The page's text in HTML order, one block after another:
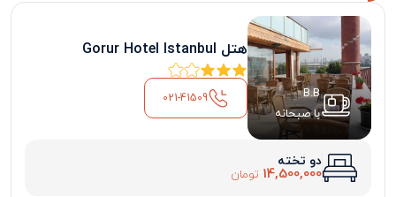
B.B
با صبحانه
هتل Gorur Hotel Istanbul
021-41509
دو تخته
14,500,000 تومان